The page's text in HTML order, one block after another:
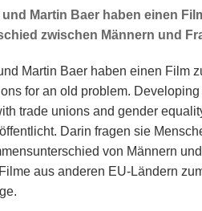
Martin Baer haben einen
zwischen Männern und
Martin Baer haben einen Film
for an old problem. Developing
trade unions and gender
Darin fragen sie
von Männern
aus anderen EU-Ländern